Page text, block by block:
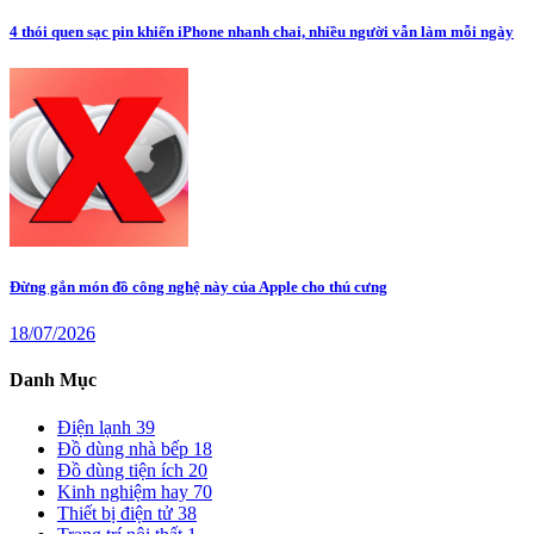
4 thói quen sạc pin khiến iPhone nhanh chai, nhiều người vẫn làm mỗi ngày
Đừng gắn món đồ công nghệ này của Apple cho thú cưng
18/07/2026
Danh Mục
Điện lạnh 39
Đồ dùng nhà bếp 18
Đồ dùng tiện ích 20
Kinh nghiệm hay 70
Thiết bị điện tử 38